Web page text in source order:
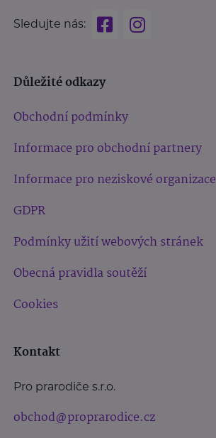
Sledujte nás:
Důležité odkazy
Obchodní podmínky
Informace pro obchodní partnery
Informace pro neziskové organizace
GDPR
Podmínky užití webových stránek
Obecná pravidla soutěží
Cookies
Kontakt
Pro prarodiče s.r.o.
obchod@proprarodice.cz